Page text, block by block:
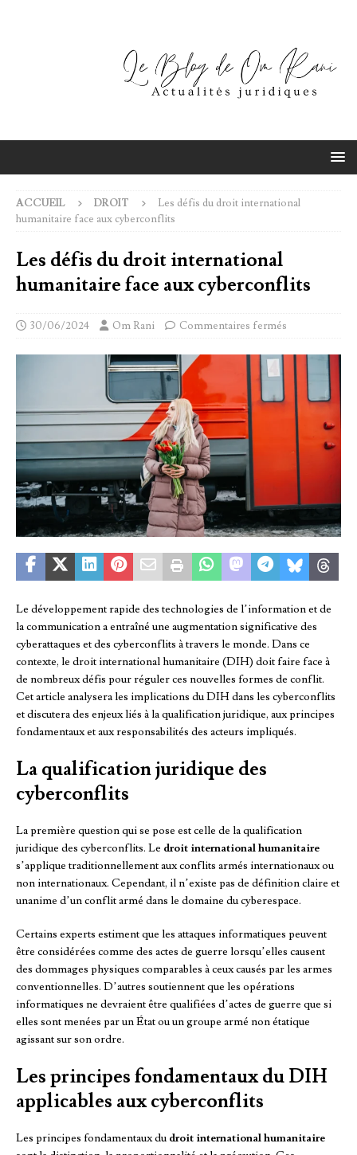
ACCUEIL DROIT
Les défis du droit international
humanitaire face aux cyberconflits
Les défis du droit international
humanitaire face aux cyberconflits
30/06/2024 Om Rani Commentaires fermés
Le développement rapide des technologies de l’information et de
la communication a entraîné une augmentation significative des
cyberattaques et des cyberconflits à travers le monde. Dans ce
contexte, le droit international humanitaire (DIH) doit faire face à
de nombreux défis pour réguler ces nouvelles formes de conflit.
Cet article analysera les implications du DIH dans les cyberconflits
et discutera des enjeux liés à la qualification juridique, aux principes
fondamentaux et aux responsabilités des acteurs impliqués.
La qualification juridique des
cyberconflits
La première question qui se pose est celle de la qualification
juridique des cyberconflits. Le droit international humanitaire
s’applique traditionnellement aux conflits armés internationaux ou
non internationaux. Cependant, il n’existe pas de définition claire et
unanime d’un conflit armé dans le domaine du cyberespace.
Certains experts estiment que les attaques informatiques peuvent
être considérées comme des actes de guerre lorsqu’elles causent
des dommages physiques comparables à ceux causés par les armes
conventionnelles. D’autres soutiennent que les opérations
informatiques ne devraient être qualifiées d’actes de guerre que si
elles sont menées par un État ou un groupe armé non étatique
agissant sur son ordre.
Les principes fondamentaux du DIH
applicables aux cyberconflits
Les principes fondamentaux dudroit international humanitaire